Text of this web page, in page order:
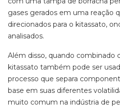
gases gerados em uma reação
direcionados para o kitassato,
analisados.
Além disso, quando combinado
kitassato também pode ser
processo que separa
base em suas diferentes
muito comum na indústria de